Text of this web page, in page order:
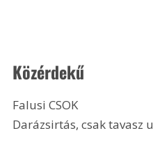
Közérdekű
Falusi CSOK
Darázsirtás, csak tavasz